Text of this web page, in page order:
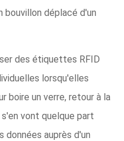
bouvillon déplacé d'un
des étiquettes RFID
lorsqu'elles
boire un verre, retour à la
vont quelque part
données auprès d'un